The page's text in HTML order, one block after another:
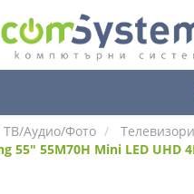
ТВ/Аудио/Фото
Телевизори
55" 55M70H Mini LED UHD